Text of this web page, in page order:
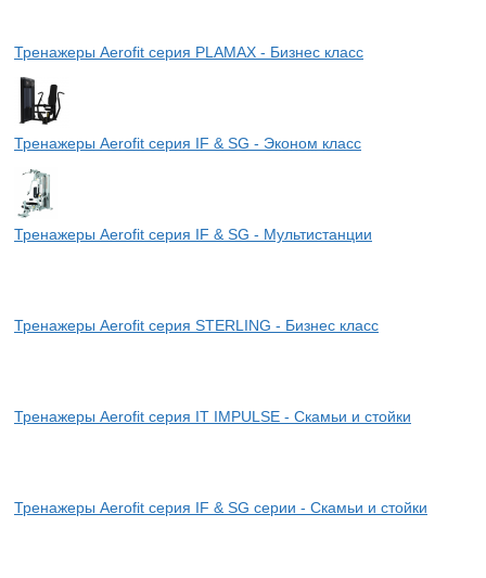
Тренажеры Aerofit серия PLAMAX - Бизнес класс
Тренажеры Aerofit серия IF & SG - Эконом класс
Тренажеры Aerofit серия IF & SG - Мультистанции
Тренажеры Aerofit серия STERLING - Бизнес класс
Тренажеры Aerofit серия IT IMPULSE - Скамьи и стойки
Тренажеры Aerofit серия IF & SG серии - Скамьи и стойки